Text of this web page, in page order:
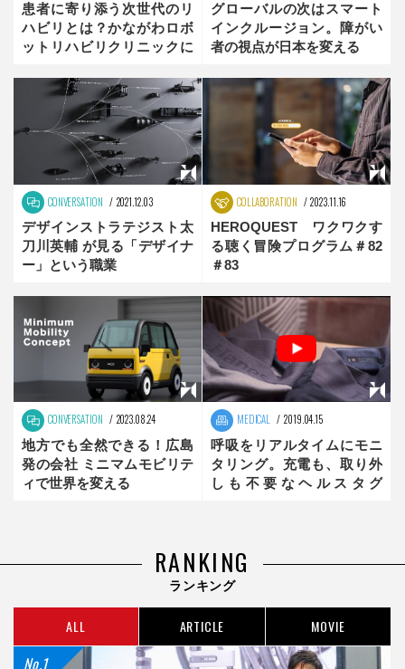
患者に寄り添う次世代のリ
ハビリとは？かながわロボ
ットリハビリクリニックに
グローバルの次はスマート
インクルージョン。障がい
者の視点が日本を変える
CONVERSATION 2021.12.03
デザインストラテジスト太
刀川英輔 が見る「デザイナ
ー」という職業
COLLABORATION 2023.11.16
HEROQUEST ワクワクす
る聴く冒険プログラム＃82
＃83
CONVERSATION 2023.08.24
地方でも全然できる！広島
発の会社 ミニマムモビリテ
ィで世界を変える
MEDICAL 2019.04.15
呼吸をリアルタイムにモニ
タリング。充電も、取り外
しも不要なヘルスタグ
RANKING
ランキング
ALL ARTICLE MOVIE